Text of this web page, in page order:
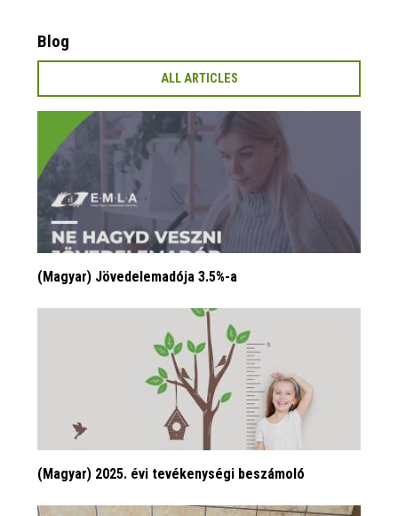
Blog
ALL ARTICLES
(Magyar) Jövedelemadója 3.5%-a
(Magyar) 2025. évi tevékenységi beszámoló